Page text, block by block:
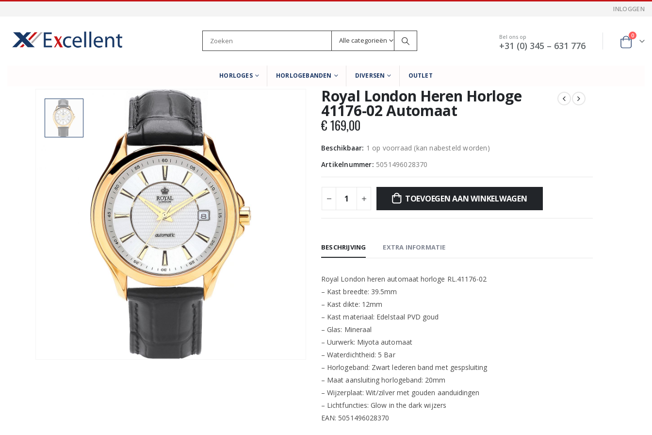
INLOGGEN
Alle categorieën Bel ons op
+31 (0) 345 – 631 776
0
HORLOGES HORLOGEBANDEN DIVERSEN OUTLET
Royal London Heren Horloge
41176-02 Automaat
€169,00
Beschikbaar: 1 op voorraad (kan nabesteld worden)
Artikelnummer: 5051496028370
TOEVOEGEN AAN WINKELWAGEN
BESCHRIJVING EXTRA INFORMATIE
Royal London heren automaat horloge RL.41176-02
– Kast breedte: 39.5mm
– Kast dikte: 12mm
– Kast materiaal: Edelstaal PVD goud
– Glas: Mineraal
– Uurwerk: Miyota automaat
– Waterdichtheid: 5 Bar
– Horlogeband: Zwart lederen band met gespsluiting
– Maat aansluiting horlogeband: 20mm
– Wijzerplaat: Wit/zilver met gouden aanduidingen
– Lichtfuncties: Glow in the dark wijzers
EAN: 5051496028370